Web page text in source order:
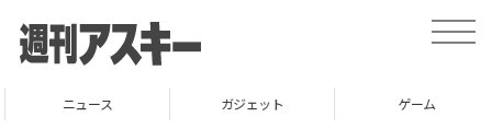
t
o
ニュース ガジェット ゲーム